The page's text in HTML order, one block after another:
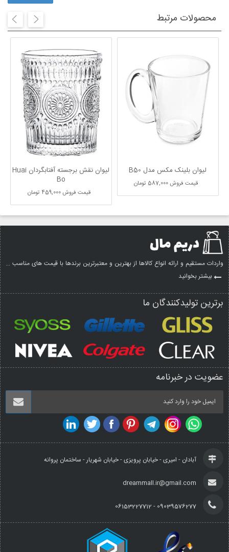
محصولات مرتبط
لیوان نقش برجسته آفتابگردان Huai
Bo
قیمت فروش459,000 تومان
لیوان بلینک مکس مدل B50
قیمت فروش587,000 تومان
واردات مستقیم و ارائه انواع کالاها از بهترین و معتبرترین برندها با قیمت های مناسب ...
بیشتر بخوانید
برترین تولیدکنندگان ما
عضویت در خبرنامه
آبادان - امیری - خیابان پرویزی - خیابان شهریار - ساختمان پروانه
dreammall.ir@gmail.com
09039576277 - 06153227712